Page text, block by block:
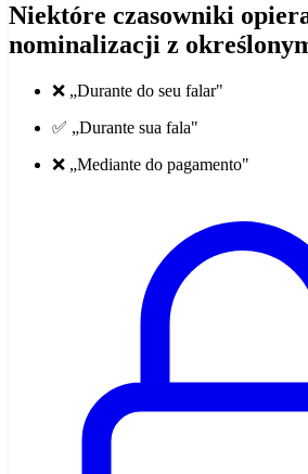
Niektóre czasowniki
nominalizacji z
❌ „Durante do seu falar"
✅ „Durante sua fala"
❌ „Mediante do pagamento"